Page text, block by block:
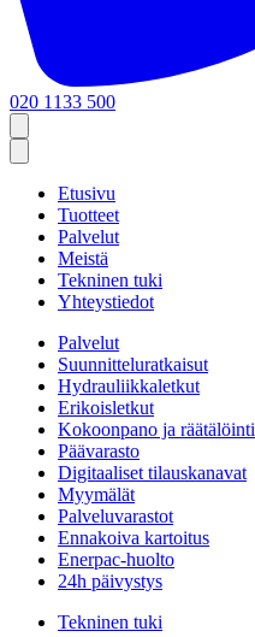
020 1133 500
Etusivu
Tuotteet
Palvelut
Meistä
Tekninen tuki
Yhteystiedot
Palvelut
Suunnitteluratkaisut
Hydrauliikkaletkut
Erikoisletkut
Kokoonpano ja räätälöinti
Päävarasto
Digitaaliset tilauskanavat
Myymälät
Palveluvarastot
Ennakoiva kartoitus
Enerpac-huolto
24h päivystys
Tekninen tuki